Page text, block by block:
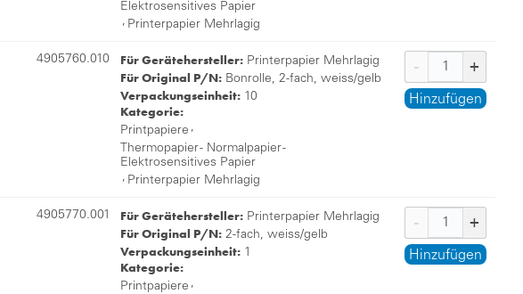
Elektrosensitives Papier
, Printerpapier Mehrlagig
4905760.010 Für Gerätehersteller: Printerpapier Mehrlagig
Für Original P/N: Bonrolle, 2-fach, weiss/gelb
Verpackungseinheit: 10
Kategorie:
Printpapiere ,
Thermopapier - Normalpapier -
Elektrosensitives Papier
, Printerpapier Mehrlagig
Hinzufügen
4905770.001 Für Gerätehersteller: Printerpapier Mehrlagig
Für Original P/N: 2-fach, weiss/gelb
Verpackungseinheit: 1
Kategorie:
Printpapiere ,
Hinzufügen